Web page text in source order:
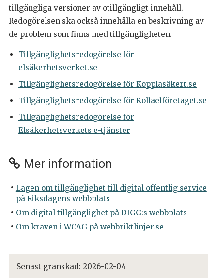
tillgängliga versioner av otillgängligt innehåll.
Redogörelsen ska också innehålla en beskrivning av
de problem som finns med tillgängligheten.
Tillgänglighetsredogörelse för
elsäkerhetsverket.se
Tillgänglighetsredogörelse för Kopplasäkert.se
Tillgänglighetsredogörelse för Kollaelföretaget.se
Tillgänglighetsredogörelse för
Elsäkerhetsverkets e-tjänster
Mer information
Lagen om tillgänglighet till digital offentlig service
på Riksdagens webbplats
Om digital tillgänglighet på DIGG:s webbplats
Om kraven i WCAG på webbriktlinjer.se
Senast granskad: 2026-02-04